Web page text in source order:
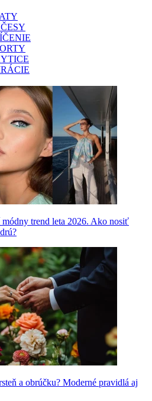
trend leta 2026. Ako nosiť
a obrúčku? Moderné pravidlá aj